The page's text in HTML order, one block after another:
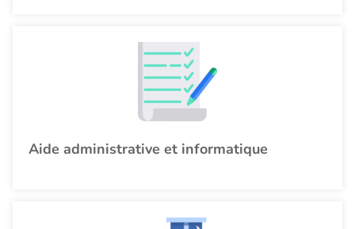
Aide administrative et informatique